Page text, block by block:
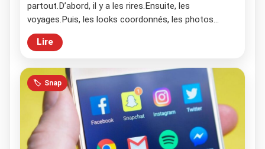
partout.D’abord, il y a les rires.Ensuite, les
voyages.Puis, les looks coordonnés, les photos
parfaites et les stories romantiques. À première vue,
tout va bien.Mieux que bien, même. Pourtant, dans la
chiffres le confirment : l’image du couple heureux en
ligne […]
Lire
🏷️ Snap